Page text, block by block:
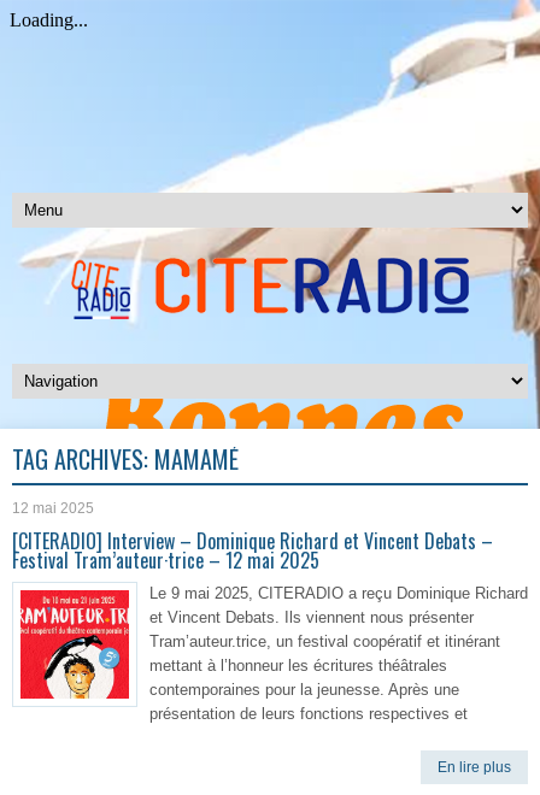
TAG ARCHIVES: MAMAMÉ
12 mai 2025
[CITERADIO] Interview – Dominique Richard et Vincent Debats –
Festival Tram’auteur·trice – 12 mai 2025
Le 9 mai 2025, CITERADIO a reçu Dominique Richard
et Vincent Debats. Ils viennent nous présenter
Tram’auteur.trice, un festival coopératif et itinérant
mettant à l’honneur les écritures théâtrales
contemporaines pour la jeunesse. Après une
présentation de leurs fonctions respectives et
En lire plus